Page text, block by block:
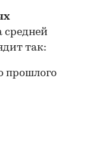
средней
так:
прошлого